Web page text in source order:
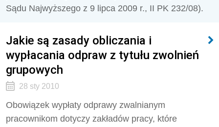
Sądu Najwyższego z 9 lipca 2009 r., II PK 232/08).
Jakie są zasady obliczania i
wypłacania odpraw z tytułu zwolnień
grupowych
28 sty 2010
Obowiązek wypłaty odprawy zwalnianym
pracownikom dotyczy zakładów pracy, które